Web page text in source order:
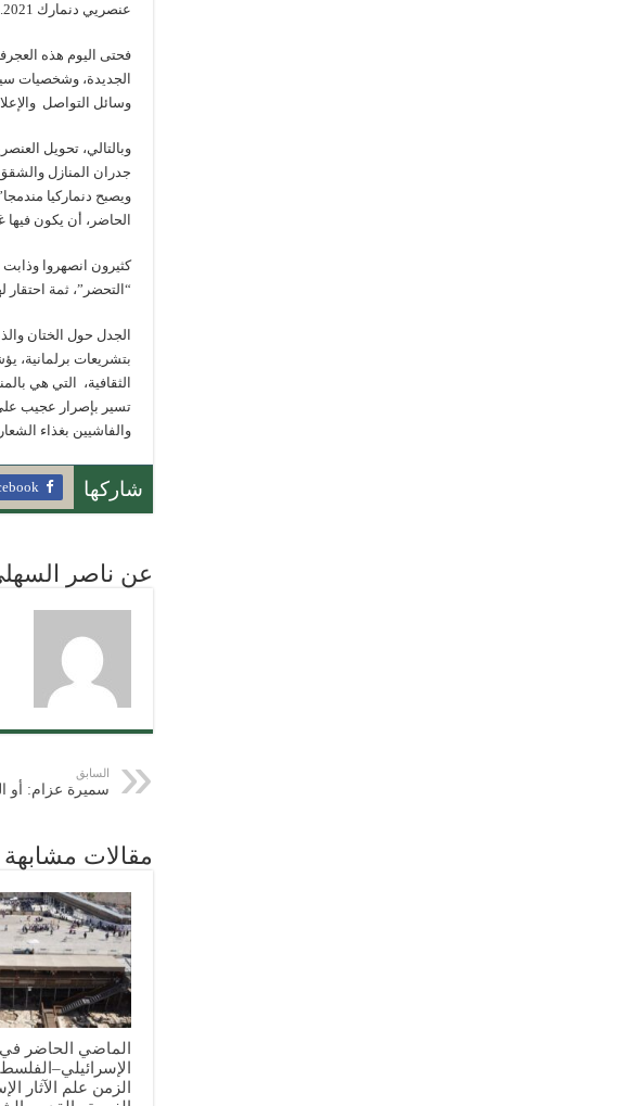
عنصريي دنمارك 2021.
فحتى اليوم هذه
الجديدة، وشخصيات
وسائل التواصل
وبالتالي، تحويل
جدران المنازل
ويصبح دنماركيا
الحاضر، أن يكون فيها
كثيرون انصهروا
“التحضر”، ثمة
الجدل حول الختان
بتشريعات برلمانية،
الثقافية، التي هي
تسير بإصرار عجيب على
والفاشيين بغذاء
شاركها
عن ناصر
السابق
سميرة عزام: أو
مقالات مشابهة
الماضي الحاضر
الزمن علم الآثار